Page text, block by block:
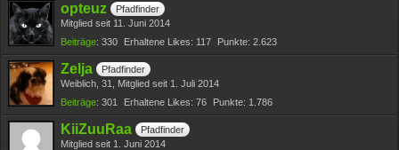
opteuz
Pfadfinder
Mitglied seit 11. Juni 2014
Beiträge 330 Erhaltene Likes 117 Punkte 2.623
Zelja
Pfadfinder
Weiblich 31
Mitglied seit 1. Juli 2014
Beiträge 301 Erhaltene Likes 76 Punkte 1.786
KiiZuuRaa
Pfadfinder
Mitglied seit 1. Juni 2014